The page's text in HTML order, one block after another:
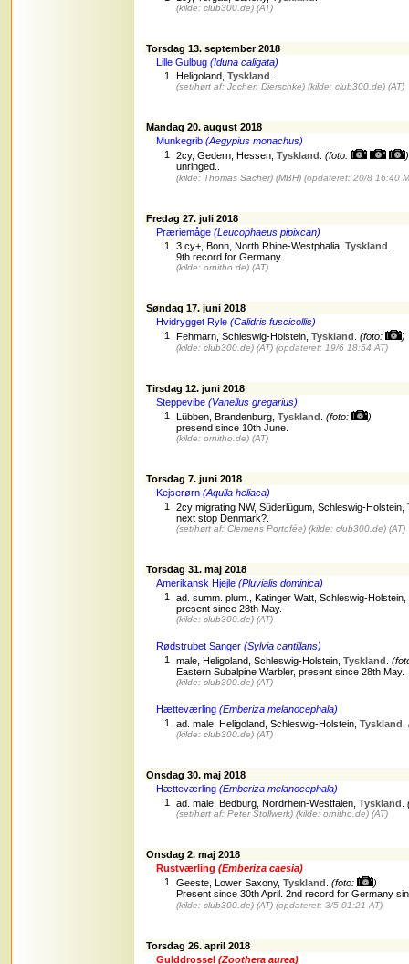
(kilde: club300.de) (AT)
Torsdag 13. september 2018
Lille Gulbug (Iduna caligata)
1
Heligoland, Tyskland
(set/hørt af: Jochen Dierschke) (kilde: club300.de) (AT)
Mandag 20. august 2018
Munkegrib (Aegypius monachus)
1
2cy, Gedern, Hessen, Tyskland (foto:
)
unringed..
(kilde: Thomas Sacher) (MBH) (opdateret: 20/8 16:40
Fredag 27. juli 2018
Præriemåge (Leucophaeus pipixcan)
1
3 cy+, Bonn, North Rhine-Westphalia, Tyskland
9th record for Germany.
(kilde: ornitho.de) (AT)
Søndag 17. juni 2018
Hvidrygget Ryle (Calidris fuscicollis)
1
Fehmarn, Schleswig-Holstein, Tyskland (foto: )
(kilde: club300.de) (AT) (opdateret: 19/6 18:54 AT)
Tirsdag 12. juni 2018
Steppevibe (Vanellus gregarius)
1
Lübben, Brandenburg, Tyskland (foto:
)
presend since 10th June.
(kilde: ornitho.de) (AT)
Torsdag 7. juni 2018
Kejserørn (Aquila heliaca)
1
2cy migrating NW, Süderlügum, Schleswig-Holstein,
next stop Denmark?.
(set/hørt af: Clemens Portofée) (kilde: club300.de) (AT)
Torsdag 31. maj 2018
Amerikansk Hjejle (Pluvialis dominica)
1
ad. summ. plum., Katinger Watt, Schleswig-Holstein,
present since 28th May.
(kilde: club300.de) (AT)
Rødstrubet Sanger (Sylvia cantillans)
1
male, Heligoland, Schleswig-Holstein, Tyskland
Eastern Subalpine Warbler, present since 28th May.
(kilde: club300.de) (AT)
Hætteværling (Emberiza melanocephala)
1
ad. male, Heligoland, Schleswig-Holstein, Tyskland
(kilde: club300.de) (AT)
Onsdag 30. maj 2018
Hætteværling (Emberiza melanocephala)
1
ad. male, Bedburg, Nordrhein-Westfalen, Tyskland
(set/hørt af: Peter Stollwerk) (kilde: ornitho.de) (AT)
Onsdag 2. maj 2018
Rustværling (Emberiza caesia)
1
Geeste, Lower Saxony, Tyskland (foto:
)
Present since 30th April. 2nd record for Germany
(kilde: club300.de) (AT) (opdateret: 3/5 01:21 AT)
Torsdag 26. april 2018
Gulddrossel (Zoothera aurea)